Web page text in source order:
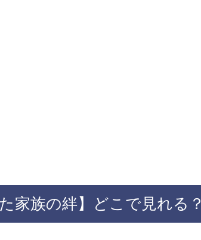
家族の絆】どこで見れる？